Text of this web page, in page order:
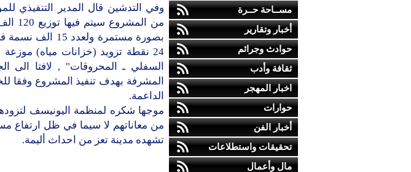
مســاحة حــرة
أخبار وتقارير
حوادث وجرائم
ثقافة وأدب
اخبار المهجر
حوارات
أخبار الفن
تحقيقات واستطلاعات
مال وأعمال
وفي التدشين قال المدير التنفيذي
من
24 نقطة تزويد (خزانات مياه)
السفلي ـ المحروقات" , لافتا الى
المشرفة بهدف تنفيذ المشروع وفقا
الداعمة.
موجها شكره لمنظمة اليونيسف
من معاناتهم لا سيما في ظل ارتفاع
تشهده مدينة تعز من احداث أليمة.